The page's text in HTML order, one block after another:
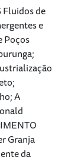
Fluidos de
e
Poços
A
Granja
da